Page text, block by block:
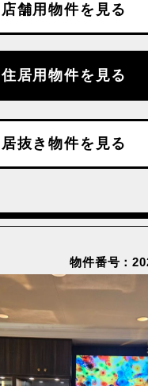
店舗用物件を見る
住居用物件を見る
居抜き物件を見る
物件番号：